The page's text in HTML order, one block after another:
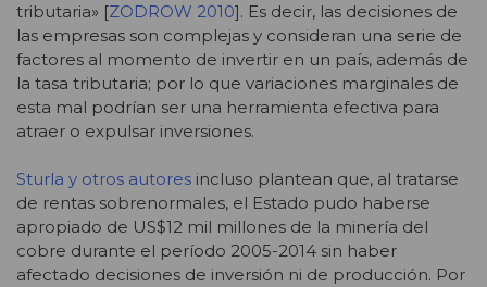
tributaria» [ZODROW 2010]. Es decir, las decisiones de
las empresas son complejas y consideran una serie de
factores al momento de invertir en un país, además de
la tasa tributaria; por lo que variaciones marginales de
esta mal podrían ser una herramienta efectiva para
atraer o expulsar inversiones.
Sturla y otros autores incluso plantean que, al tratarse
de rentas sobrenormales, el Estado pudo haberse
apropiado de US$12 mil millones de la minería del
cobre durante el período 2005-2014 sin haber
afectado decisiones de inversión ni de producción. Por